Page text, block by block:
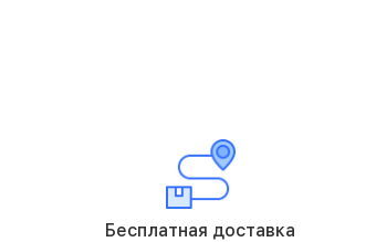
Бесплатная доставка